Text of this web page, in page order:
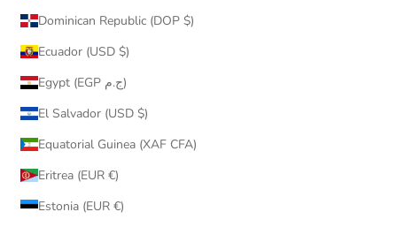
Dominican Republic (DOP $)
Ecuador (USD $)
Egypt (EGP ج.م)
El Salvador (USD $)
Equatorial Guinea (XAF CFA)
Eritrea (EUR €)
Estonia (EUR €)